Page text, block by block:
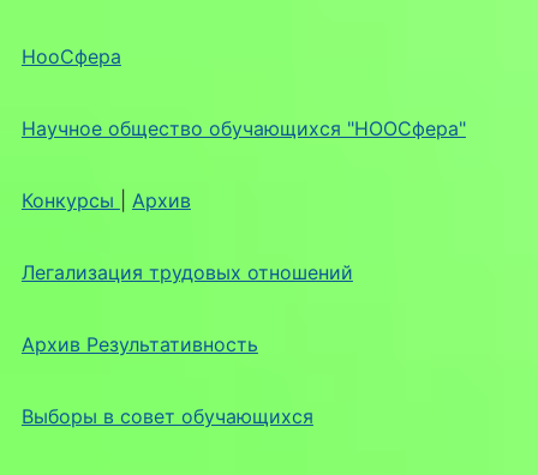
НооСфера
Научное общество обучающихся "НООСфера"
Конкурсы Архив
Легализация трудовых отношений
Архив Результативность
Выборы в совет обучающихся